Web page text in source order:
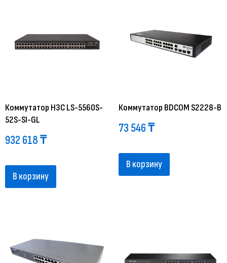
Коммутатор H3C LS-5560S-
52S-SI-GL
932 618₸
В корзину
Коммутатор BDCOM S2228-B
73 546₸
В корзину